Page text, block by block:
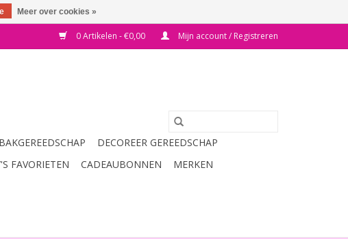
0 Artikelen - €0,00 Mijn account / Registreren
BAKGEREEDSCHAP
DECOREER GEREEDSCHAP
FAVORIETEN CADEAUBONNEN MERKEN
Meer over cookies »